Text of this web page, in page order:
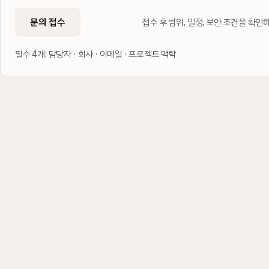
문의 접수 접수 후 범위, 일정, 보안 조건을 확인
필수 4개: 담당자 · 회사 · 이메일 · 프로젝트 맥락